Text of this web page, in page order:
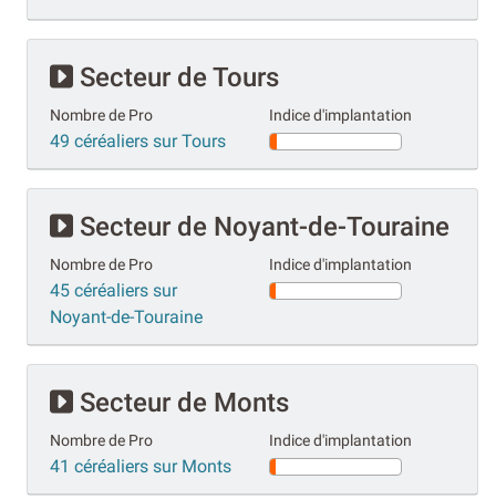
Secteur de Tours
Nombre de Pro
49 céréaliers sur Tours
Indice d'implantation
Secteur de Noyant-de-Touraine
Nombre de Pro
45 céréaliers sur
Noyant-de-Touraine
Indice d'implantation
Secteur de Monts
Nombre de Pro
41 céréaliers sur Monts
Indice d'implantation